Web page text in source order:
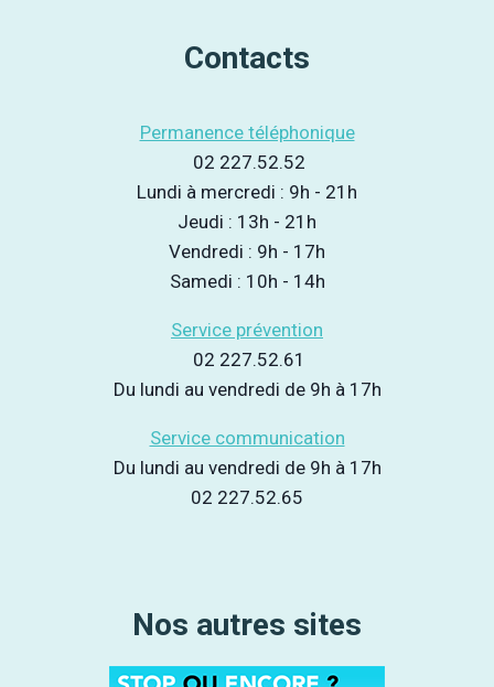
Contacts
Permanence téléphonique
02 227.52.52
Lundi à mercredi : 9h - 21h
Jeudi : 13h - 21h
Vendredi : 9h - 17h
Samedi : 10h - 14h
Service prévention
02 227.52.61
Du lundi au vendredi de 9h à 17h
Service communication
Du lundi au vendredi de 9h à 17h
02 227.52.65
Nos autres sites